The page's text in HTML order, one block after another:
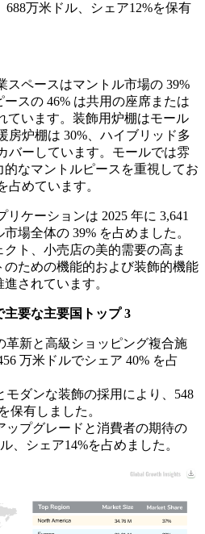
万米ドル、シェア12%を保有
スペースはマントル市場の 39%
スの 46% は共用の座席または
ています。装飾用炉棚はモール
房炉棚は 30%、ハイブリッド多
バーしています。モールでは雰
なマントルピースを重視してお
占めています。
ケーションは 2025 年に 3,641
場全体の 39% を占めました。
ト、小売店の美的需要の高ま
のための機能的および装飾的機能
されています。
要な主要国トップ 3
革新と高級ショッピング複合施
万米ドルでシェア 40% を占
モダンな装飾の採用により、548
保有しました。
ップグレードと消費者の期待の
、シェア14%を占めました。
37%
34.76 M